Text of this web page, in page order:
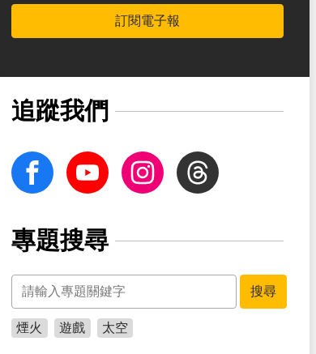
訂閱電子報
追蹤我們
facebook Youtube InstagramThreads
專題搜尋
關鍵字
搜尋
煙火 遊戲 太空